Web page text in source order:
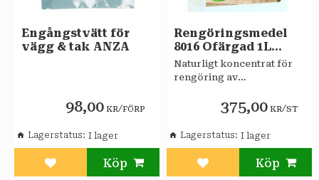
Engångstvätt för
vägg & tak ANZA
98,00 KR/FÖRP
Lägg till i favoriter
Lagerstatus
Rengöringsmedel
8016 Ofärgad 1L
OSMO
​Naturligt koncentrat för
rengöring av
375,00 KR/ST
Lägg till i favoriter
Lagerstatus